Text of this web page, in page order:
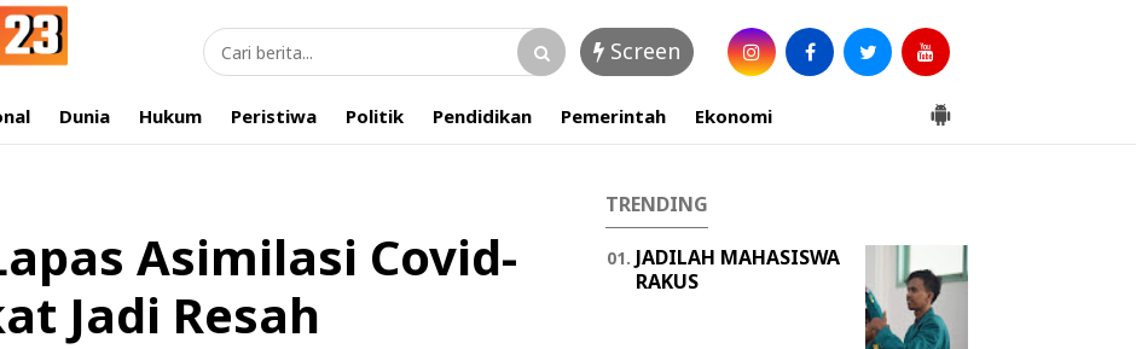
Screen
Dunia Hukum Peristiwa Politik Pendidikan Pemerintah Ekonomi
Asimilasi Covid-
Jadi Resah
TRENDING
JADILAH MAHASISWA
RAKUS